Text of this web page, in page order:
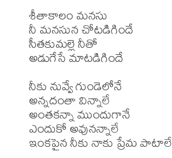
శీతాకాలం మనసు
నీ మనసున చోటడిగిందే
సీతకుమల్లె నీతో
అడుగేసే మాటడిగిందే
నీకు నువ్వే గుండెలోనే
అన్నదంతా విన్నాలే
అంతకన్నా ముందుగానే
ఎందుకో అవునన్నాలే
ఇంకపైన నీకు నాకు ప్రేమ పాటాలే